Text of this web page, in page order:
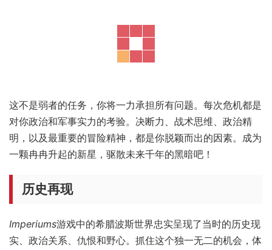
这不是弱者的任务，你将一力承担所有问题。每次危机都是
对你政治和军事实力的考验。决断力、战术思维、政治精
明，以及最重要的冒险精神，都是你脱颖而出的因素。成为
一颗冉冉升起的新星，驱散未来千年的黑暗吧！
历史再现
Imperiums游戏中的希腊波斯世界忠实呈现了当时的历史现
实、政治关系、仇恨和野心。抓住这个独一无二的机会，体